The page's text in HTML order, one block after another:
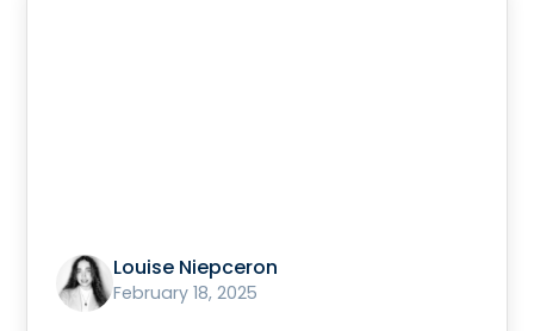
Louise Niepceron
February 18, 2025